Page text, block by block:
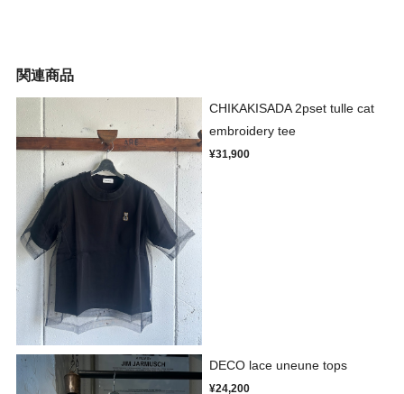
関連商品
CHIKAKISADA 2pset tulle cat
embroidery tee
¥31,900
DECO lace uneune tops
¥24,200